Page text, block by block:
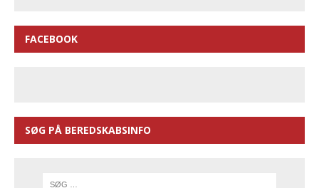
FACEBOOK
SØG PÅ BEREDSKABSINFO